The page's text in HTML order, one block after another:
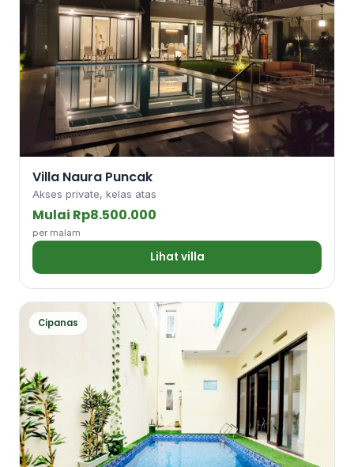
Villa Naura Puncak
Akses private, kelas atas
Mulai Rp8.500.000
per malam
Lihat villa
Cipanas